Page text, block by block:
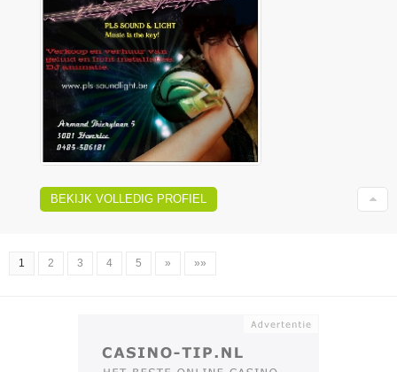
BEKIJK VOLLEDIG PROFIEL
1 2 3 4 5 » »»